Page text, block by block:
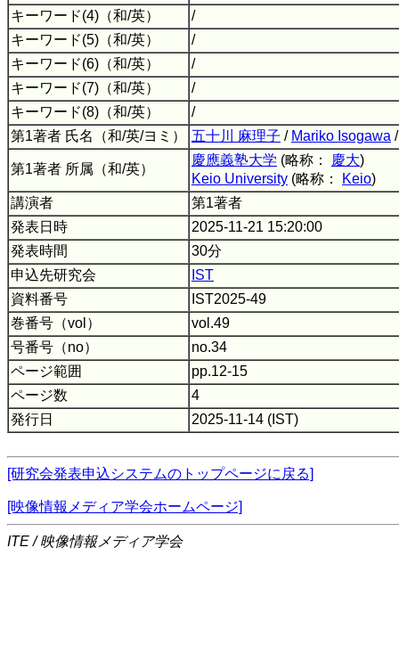
キーワード(4)（和/英）
/
キーワード(5)（和/英）
/
キーワード(6)（和/英）
/
キーワード(7)（和/英）
/
キーワード(8)（和/英）
/
第1著者 氏名（和/英/ヨミ）
五十川 麻理子 / Mariko Isogawa
第1著者 所属（和/英）
慶應義塾大学 (略称： 慶大)
Keio University (略称： Keio)
講演者
第1著者
発表日時
2025-11-21 15:20:00
発表時間
30分
申込先研究会
IST
資料番号
IST2025-49
巻番号（vol）
vol.49
号番号（no）
no.34
ページ範囲
pp.12-15
ページ数
4
発行日
2025-11-14 (IST)
[研究会発表申込システムのトップページに戻る]
[映像情報メディア学会ホームページ]
ITE / 映像情報メディア学会